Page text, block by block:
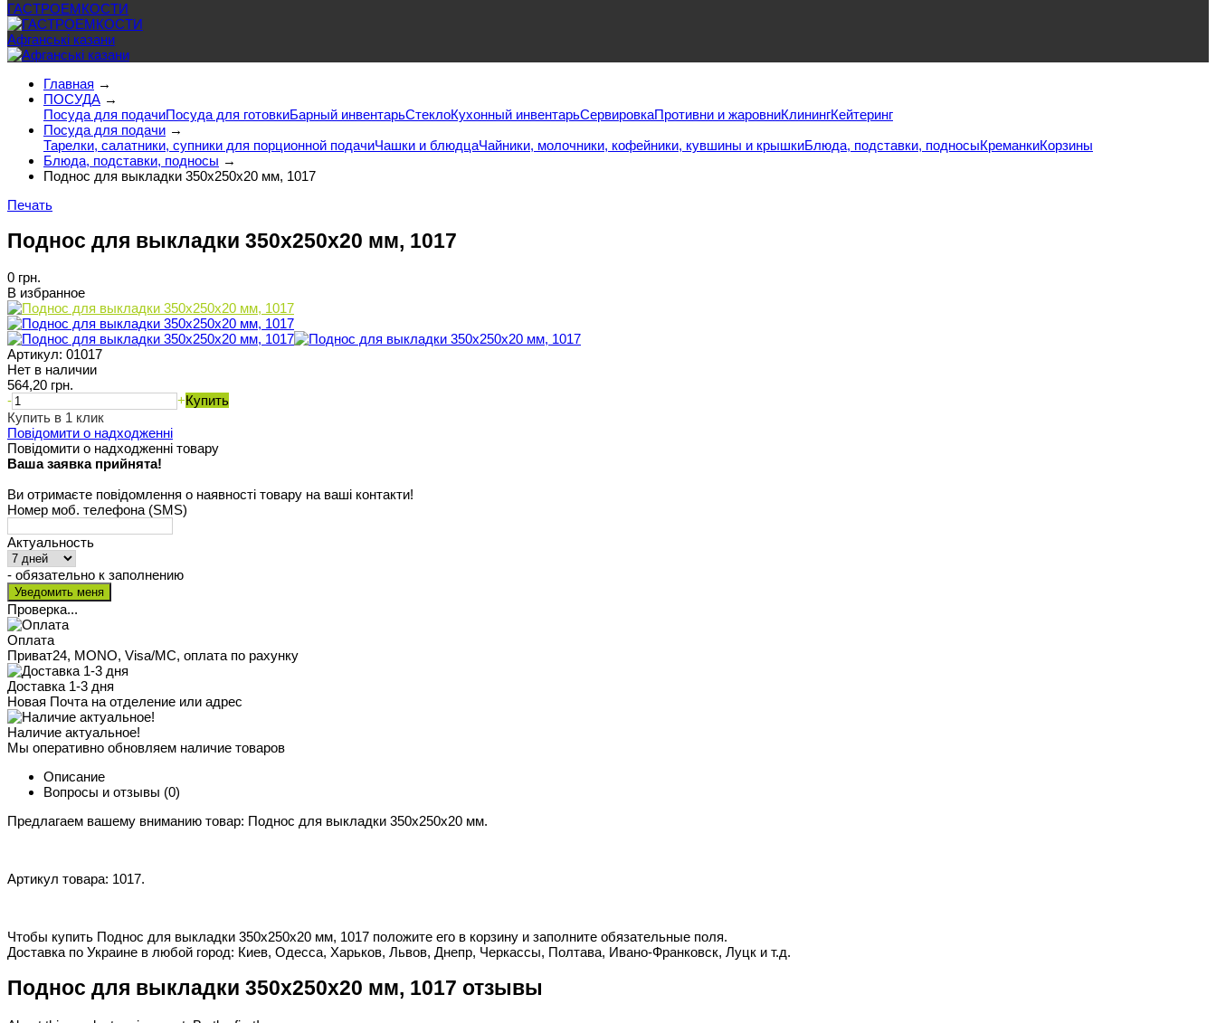
ГАСТРОЕМКОСТИ
Афганські казани
Главная →
ПОСУДА →
Посуда для подачиПосуда для готовкиБарный инвентарьСтеклоКухонный инвентарьСервировкаПротивни и жаровниКлинингКейтеринг
Посуда для подачи →
Тарелки, салатники, супники для порционной подачиЧашки и блюдцаЧайники, молочники, кофейники, кувшины и крышкиБлюда, подставки, подносыКреманкиКорзины
Блюда, подставки, подносы →
Поднос для выкладки 350х250х20 мм, 1017
Печать
Поднос для выкладки 350х250х20 мм, 1017
0 грн.
В избранное
Артикул: 01017
Нет в наличии
564,20 грн.
-
+Купить
Купить в 1 клик
Повідомити о надходженні
Повідомити о надходженні товару
Ваша заявка прийнята!
Ви отримаєте повідомлення о наявності товару на ваші контакти!
Номер моб. телефона (SMS)
Актуальность
- обязательно к заполнению
Проверка...
Оплата
Приват24, MONO, Visa/MC, оплата по рахунку
Доставка 1-3 дня
Новая Почта на отделение или адрес
Наличие актуальное!
Мы оперативно обновляем наличие товаров
Описание
Вопросы и отзывы (0)
Предлагаем вашему вниманию товар: Поднос для выкладки 350х250х20 мм.
Артикул товара: 1017.
Чтобы купить Поднос для выкладки 350х250х20 мм, 1017 положите его в корзину и заполните обязательные поля.
Доставка по Украине в любой город: Киев, Одесса, Харьков, Львов, Днепр, Черкассы, Полтава, Ивано-Франковск, Луцк и т.д.
Поднос для выкладки 350х250х20 мм, 1017 отзывы